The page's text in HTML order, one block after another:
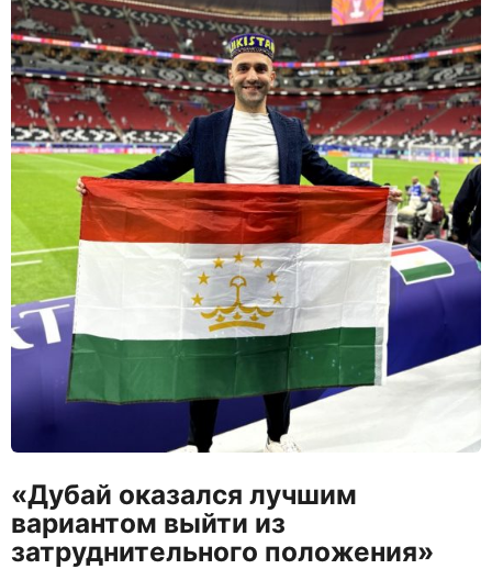
«Дубай оказался лучшим
вариантом выйти из
затруднительного положения»